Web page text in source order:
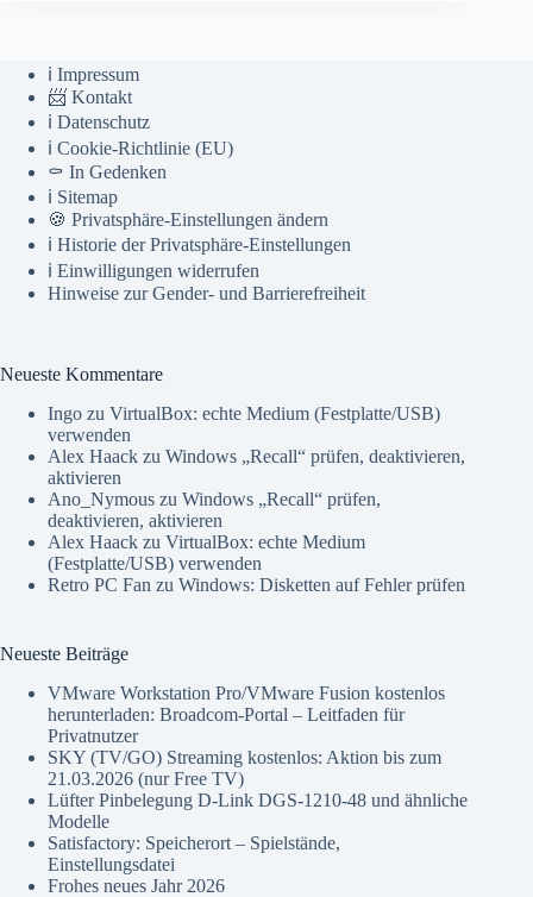
ℹ️ Impressum
📨 Kontakt
ℹ️ Datenschutz
ℹ️ Cookie-Richtlinie (EU)
⚰️ In Gedenken
ℹ️ Sitemap
🍪 Privatsphäre-Einstellungen ändern
ℹ️ Historie der Privatsphäre-Einstellungen
ℹ️ Einwilligungen widerrufen
Hinweise zur Gender- und Barrierefreiheit
Neueste Kommentare
Ingo zu VirtualBox: echte Medium (Festplatte/USB)
verwenden
Alex Haack zu Windows „Recall“ prüfen, deaktivieren,
aktivieren
Ano_Nymous zu Windows „Recall“ prüfen,
deaktivieren, aktivieren
Alex Haack zu VirtualBox: echte Medium
(Festplatte/USB) verwenden
Retro PC Fan zu Windows: Disketten auf Fehler prüfen
Neueste Beiträge
VMware Workstation Pro/VMware Fusion kostenlos
herunterladen: Broadcom-Portal – Leitfaden für
Privatnutzer
SKY (TV/GO) Streaming kostenlos: Aktion bis zum
21.03.2026 (nur Free TV)
Lüfter Pinbelegung D-Link DGS-1210-48 und ähnliche
Modelle
Satisfactory: Speicherort – Spielstände,
Einstellungsdatei
Frohes neues Jahr 2026